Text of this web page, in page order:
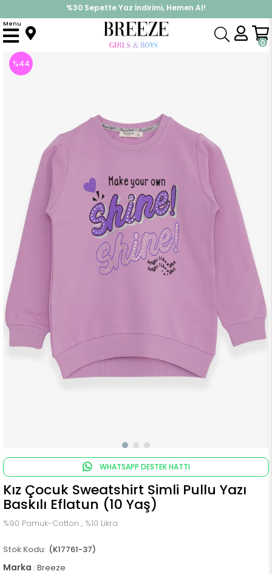
%30 Sepette Yaz İndirimi, Hemen Al!
İndirimlere ek %10 İndirimi Kap, Hemen Üye Ol!
0
Menu
Anasayfa Üst Giyim Sweatshirt Kız Çocuk Sweatshirt Simli Pullu Yazı Baskılı Eflatun (10 Yaş)
%44
WHATSAPP DESTEK HATTI
Kız Çocuk Sweatshirt Simli Pullu Yazı
Baskılı Eflatun (10 Yaş)
%90 Pamuk-Cotton , %10 Likra
(K17761-37)
Marka : Breeze